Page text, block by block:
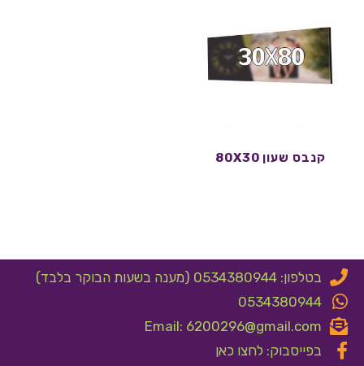
קנבס שעון 80X30
בטלפון: 0534380944 (מענה בשעות הבוקר בלבד)
0534380944
Email: 6200296@gmail.com
בפייסבוק: לחצו כאן